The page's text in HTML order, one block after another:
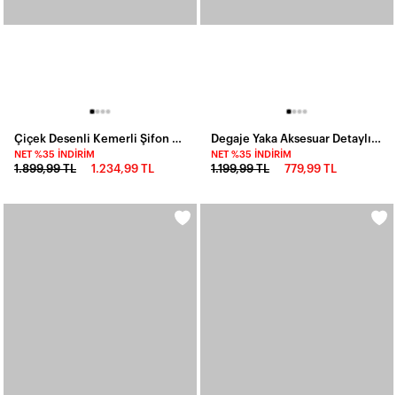
NET %35 İNDIRIM
1.899,99 TL 1.234,99 TL
NET %35 İNDIRIM
1.199,99 TL 779,99 TL